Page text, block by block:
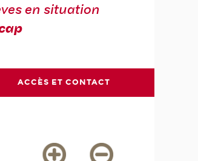
en situation
ACCÈS ET CONTACT